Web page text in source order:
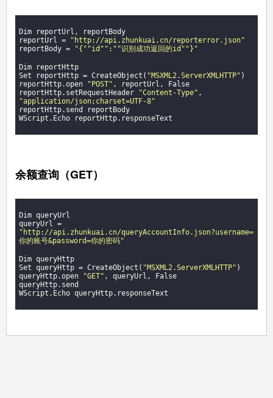
Dim reportUrl, reportBody
reportUrl =
"http://api.zhunkuai.cn/reporterror.json"
reportBody =
"{" "id" ":" "识别成功返回的id" "}"
Dim reportHttp
Set reportHttp = CreateObject( "MSXML2.ServerXMLHTTP" )
reportHttp.open
"POST" , reportUrl, False
reportHttp.setRequestHeader
"Content-Type"
"application/json;charset=UTF-8"
reportHttp.send reportBody
WScript.Echo reportHttp.responseText
余额查询（GET）
Dim queryUrl
queryUrl =
"http://api.zhunkuai.cn/queryAccountInfo.json?username=
你的账号&password=你的密码"
Dim queryHttp
Set queryHttp = CreateObject( "MSXML2.ServerXMLHTTP" )
queryHttp.open
"GET" , queryUrl, False
queryHttp.send
WScript.Echo queryHttp.responseText